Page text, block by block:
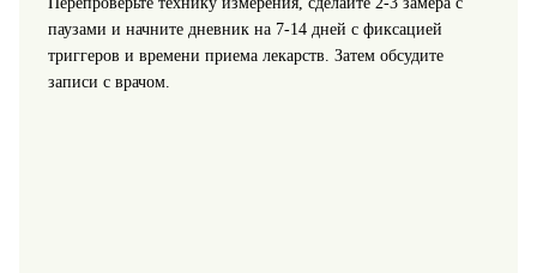
паузами и начните дневник на 7-14 дней с фиксацией
триггеров и времени приема лекарств. Затем обсудите
записи с врачом.